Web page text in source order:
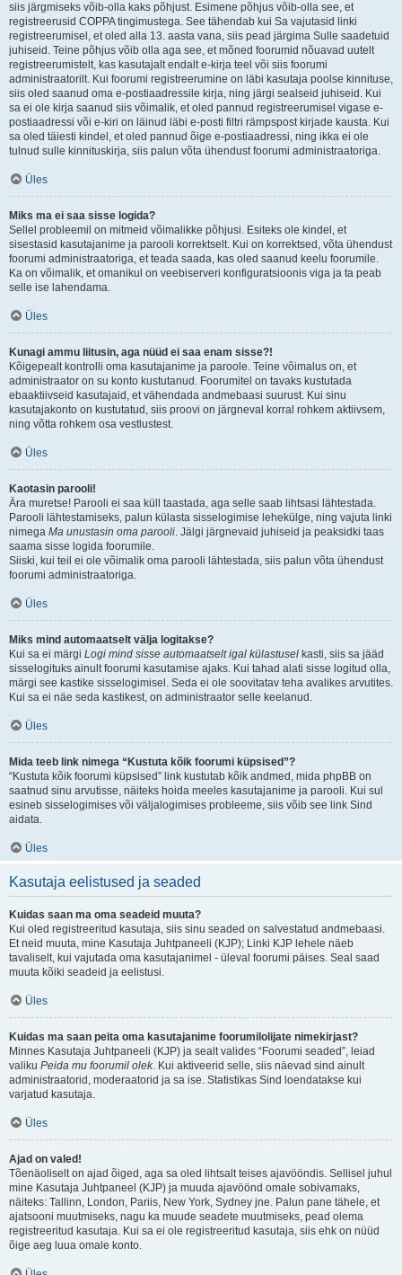
siis järgmiseks võib-olla kaks põhjust. Esimene põhjus võib-olla see, et
registreerusid COPPA tingimustega. See tähendab kui Sa vajutasid linki
registreerumisel, et oled alla 13. aasta vana, siis pead järgima Sulle saadetuid
juhiseid. Teine põhjus võib olla aga see, et mõned foorumid nõuavad uutelt
registreerumistelt, kas kasutajalt endalt e-kirja teel või siis foorumi
administraatorilt. Kui foorumi registreerumine on läbi kasutaja poolse kinnituse,
siis oled saanud oma e-postiaadressile kirja, ning järgi sealseid juhiseid. Kui
sa ei ole kirja saanud siis võimalik, et oled pannud registreerumisel vigase e-
postiaadressi või e-kiri on läinud läbi e-posti filtri rämpspost kirjade kausta. Kui
sa oled täiesti kindel, et oled pannud õige e-postiaadressi, ning ikka ei ole
tulnud sulle kinnituskirja, siis palun võta ühendust foorumi administraatoriga.
Üles
Miks ma ei saa sisse logida?
Sellel probleemil on mitmeid võimalikke põhjusi. Esiteks ole kindel, et
sisestasid kasutajanime ja parooli korrektselt. Kui on korrektsed, võta ühendust
foorumi administraatoriga, et teada saada, kas oled saanud keelu foorumile.
Ka on võimalik, et omanikul on veebiserveri konfiguratsioonis viga ja ta peab
selle ise lahendama.
Üles
Kunagi ammu liitusin, aga nüüd ei saa enam sisse?!
Kõigepealt kontrolli oma kasutajanime ja paroole. Teine võimalus on, et
administraator on su konto kustutanud. Foorumitel on tavaks kustutada
ebaaktiivseid kasutajaid, et vähendada andmebaasi suurust. Kui sinu
kasutajakonto on kustutatud, siis proovi on järgneval korral rohkem aktiivsem,
ning võtta rohkem osa vestlustest.
Üles
Kaotasin parooli!
Ära muretse! Parooli ei saa küll taastada, aga selle saab lihtsasi lähtestada.
Parooli lähtestamiseks, palun külasta sisselogimise lehekülge, ning vajuta linki
nimega Ma unustasin oma parooli. Jälgi järgnevaid juhiseid ja peaksidki taas
saama sisse logida foorumile.
Siiski, kui teil ei ole võimalik oma parooli lähtestada, siis palun võta ühendust
foorumi administraatoriga.
Üles
Miks mind automaatselt välja logitakse?
Kui sa ei märgi Logi mind sisse automaatselt igal külastusel kasti, siis sa jääd
sisselogituks ainult foorumi kasutamise ajaks. Kui tahad alati sisse logitud olla,
märgi see kastike sisselogimisel. Seda ei ole soovitatav teha avalikes arvutites.
Kui sa ei näe seda kastikest, on administraator selle keelanud.
Üles
Mida teeb link nimega “Kustuta kõik foorumi küpsised”?
“Kustuta kõik foorumi küpsised” link kustutab kõik andmed, mida phpBB on
saatnud sinu arvutisse, näiteks hoida meeles kasutajanime ja parooli. Kui sul
esineb sisselogimises või väljalogimises probleeme, siis võib see link Sind
aidata.
Üles
Kasutaja eelistused ja seaded
Kuidas saan ma oma seadeid muuta?
Kui oled registreeritud kasutaja, siis sinu seaded on salvestatud andmebaasi.
Et neid muuta, mine Kasutaja Juhtpaneeli (KJP); Linki KJP lehele näeb
tavaliselt, kui vajutada oma kasutajanimel - üleval foorumi päises. Seal saad
muuta kõiki seadeid ja eelistusi.
Üles
Kuidas ma saan peita oma kasutajanime foorumilolijate nimekirjast?
Minnes Kasutaja Juhtpaneeli (KJP) ja sealt valides “Foorumi seaded”, leiad
valiku Peida mu foorumil olek. Kui aktiveerid selle, siis näevad sind ainult
administraatorid, moderaatorid ja sa ise. Statistikas Sind loendatakse kui
varjatud kasutaja.
Üles
Ajad on valed!
Tõenäoliselt on ajad õiged, aga sa oled lihtsalt teises ajavööndis. Sellisel juhul
mine Kasutaja Juhtpaneel (KJP) ja muuda ajavöönd omale sobivamaks,
näiteks: Tallinn, London, Pariis, New York, Sydney jne. Palun pane tähele, et
ajatsooni muutmiseks, nagu ka muude seadete muutmiseks, pead olema
registreeritud kasutaja. Kui sa ei ole registreeritud kasutaja, siis ehk on nüüd
õige aeg luua omale konto.